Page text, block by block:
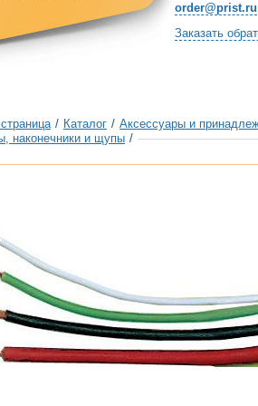
order@prist.ru
Заказать
/ Каталог / Аксессуары и
наконечники и щупы /